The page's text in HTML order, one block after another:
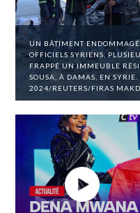
UN BÂTIMENT ENDOMMAGÉ
OFFICIELS SYRIENS,
FRAPPÉ UN IMMEUBLE
SOUSA, À DAMAS, EN
2024/REUTERS/FIRAS